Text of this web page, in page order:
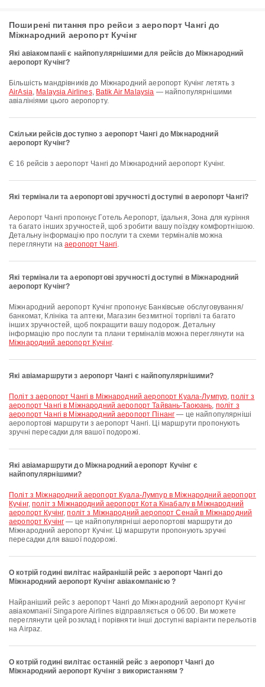
Поширені питання про рейси з аеропорт Чангі до
Міжнародний аеропорт Кучінг
Які авіакомпанії є найпопулярнішими для рейсів до Міжнародний
аеропорт Кучінг?
Більшість мандрівників до Міжнародний аеропорт Кучінг летять з
AirAsia, Malaysia Airlines, Batik Air Malaysia — найпопулярнішими
авіалініями цього аеропорту.
Скільки рейсів доступно з аеропорт Чангі до Міжнародний
аеропорт Кучінг?
Є 16 рейсів з аеропорт Чангі до Міжнародний аеропорт Кучінг.
Які термінали та аеропортові зручності доступні в аеропорт Чангі?
аеропорт Чангі пропонує Готель Аеропорт, їдальня, Зона для куріння
та багато інших зручностей, щоб зробити вашу поїздку комфортнішою.
Детальну інформацію про послуги та схеми терміналів можна
переглянути нааеропорт Чангі.
Які термінали та аеропортові зручності доступні в Міжнародний
аеропорт Кучінг?
Міжнародний аеропорт Кучінг пропонує Банківське обслуговування/
банкомат, Клініка та аптеки, Магазин безмитної торгівлі та багато
інших зручностей, щоб покращити вашу подорож. Детальну
інформацію про послуги та плани терміналів можна переглянути на
Міжнародний аеропорт Кучінг.
Які авіамаршрути з аеропорт Чангі є найпопулярнішими?
політ з аеропорт Чангі в Міжнародний аеропорт Куала-Лумпур,політ з
аеропорт Чангі в Міжнародний аеропорт Тайвань-Таоюань, політ з
аеропорт Чангі в Міжнародний аеропорт Пінанг — це найпопулярніші
аеропортові маршрути з аеропорт Чангі. Ці маршрути пропонують
зручні пересадки для вашої подорожі.
Які авіамаршрути до Міжнародний аеропорт Кучінг є
найпопулярнішими?
політ з Міжнародний аеропорт Куала-Лумпур в Міжнародний аеропорт
Кучінг,політ з Міжнародний аеропорт Кота Кінабалу в Міжнародний
аеропорт Кучінг,політ з Міжнародний аеропорт Сенай в Міжнародний
аеропорт Кучінг — це найпопулярніші аеропортові маршрути до
Міжнародний аеропорт Кучінг. Ці маршрути пропонують зручні
пересадки для вашої подорожі.
О котрій годині вилітає найранішій рейс з аеропорт Чангі до
Міжнародний аеропорт Кучінг авіакомпанією ?
Найраніший рейс з аеропорт Чангі до Міжнародний аеропорт Кучінг
авіакомпанії Singapore Airlines відправляється о 06:00. Ви можете
переглянути цей розклад і порівняти інші доступні варіанти перельотів
на Airpaz.
О котрій годині вилітає останній рейс з аеропорт Чангі до
Міжнародний аеропорт Кучінг з використанням ?